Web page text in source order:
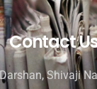
Contact
Shivaji